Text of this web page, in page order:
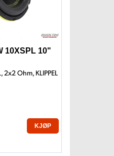
10XSPL 10"
Ohm, KLIPPEL
KJØP